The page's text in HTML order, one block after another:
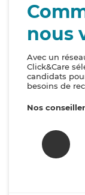
nous
Avec un
Click&Care
candidats
besoins de
Nos